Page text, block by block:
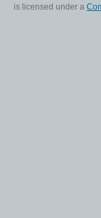
is licensed under a